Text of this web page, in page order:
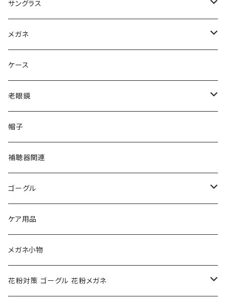
サングラス
Ray-Ban レイバン
gucci グッチ
VivienneWestwood ヴィヴィアン
PAGE BOY ページボーイ
フルラ FURLA
トムフォード TOM FORD
NIKE ナイキ
クロエ chloe
ポリス POLICE
メガネ
Ray-Ban レイバン
gucci グッチ
VivienneWestwood ヴィヴィアン
FURLA フルラ
トムフォード TOM FORD
Oakley オークリー
renoma レノマ
RODEN STOCK ローデンストック
ケース
老眼鏡
エッシェンバッハ Eschenbach
PORSCHE DESIGN ポルシェデザイン
ルーペ
帽子
補聴器関連
ゴーグル
アックス AXE
花粉対策ゴーグル
度つき対応ゴーグル
ケア用品
メガネ小物
花粉対策 ゴーグル 花粉メガネ